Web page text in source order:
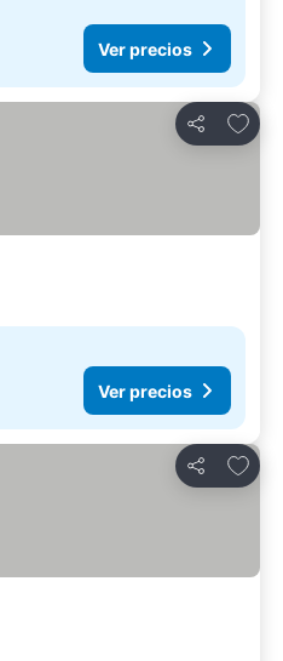
Ver precios
Compartir
Ver precios
Compartir